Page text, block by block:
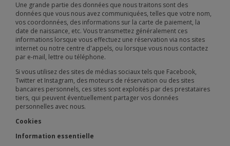
Une grande partie des données que nous traitons sont des
données que vous nous avez communiquées, telles que votre nom,
vos coordonnées, des informations sur la carte de paiement, la
date de naissance, etc. Vous transmettez généralement ces
informations lorsque vous effectuez une réservation via nos sites
internet ou notre centre d'appels, ou lorsque vous nous contactez
par e-mail, lettre ou téléphone.
Si vous utilisez des sites de médias sociaux tels que Facebook,
Twitter et Instagram, des moteurs de réservation ou des sites
bancaires personnels, ces sites sont exploités par des prestataires
tiers, qui peuvent éventuellement partager vos données
personnelles avec nous.
Cookies
Information essentielle